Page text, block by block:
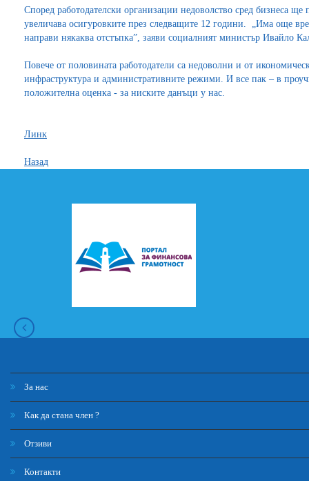
Според работодателски организации недоволство сред бизнеса ще
увеличава осигуровките през следващите 12 години. „Има още
направи някаква отстъпка”, заяви социалният министър Ивайло
Повече от половината работодатели са недоволни и от
инфраструктура и административните режими. И все пак – в
положителна оценка - за ниските данъци у нас.
Линк
Назад
За нас
Как да стана член ?
Отзиви
Контакти